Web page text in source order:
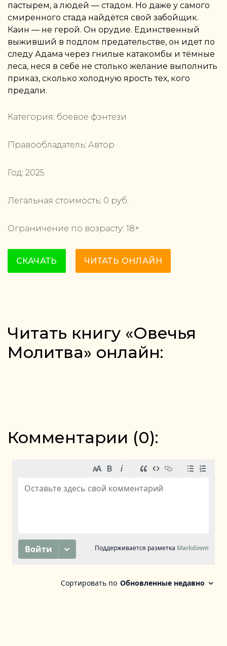
пастырем, а людей — стадом. Но даже у самого
смиренного стада найдётся свой забойщик.
Каин — не герой. Он орудие. Единственный
выживший в подлом предательстве, он идет по
следу Адама через гнилые катакомбы и тёмные
леса, неся в себе не столько желание выполнить
приказ, сколько холодную ярость тех, кого
предали.
Категория: боевое фэнтези
Правообладатель: Автор
Год: 2025
Легальная стоимость: 0 руб.
Ограничение по возрасту: 18+
СКАЧАТЬ ЧИТАТЬ ОНЛАЙН
Читать книгу «Овечья
Молитва» онлайн:
Комментарии (0):